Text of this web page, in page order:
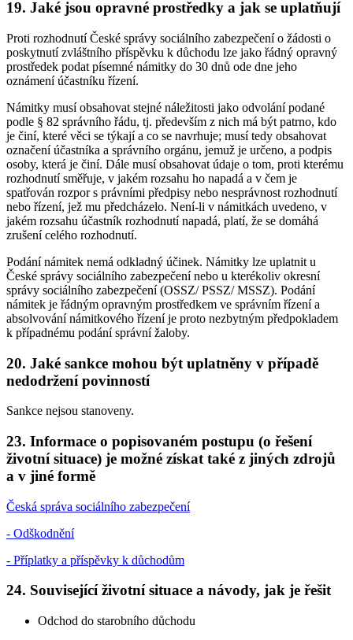
19. Jaké jsou opravné prostředky a jak se uplatňují
Proti rozhodnutí České správy sociálního zabezpečení o žádosti o
poskytnutí zvláštního příspěvku k důchodu lze jako řádný opravný
prostředek podat písemné námitky do 30 dnů ode dne jeho
oznámení účastníku řízení.
Námitky musí obsahovat stejné náležitosti jako odvolání podané
podle § 82 správního řádu, tj. především z nich má být patrno, kdo
je činí, které věci se týkají a co se navrhuje; musí tedy obsahovat
označení účastníka a správního orgánu, jemuž je určeno, a podpis
osoby, která je činí. Dále musí obsahovat údaje o tom, proti kterému
rozhodnutí směřuje, v jakém rozsahu ho napadá a v čem je
spatřován rozpor s právními předpisy nebo nesprávnost rozhodnutí
nebo řízení, jež mu předcházelo. Není-li v námitkách uvedeno, v
jakém rozsahu účastník rozhodnutí napadá, platí, že se domáhá
zrušení celého rozhodnutí.
Podání námitek nemá odkladný účinek. Námitky lze uplatnit u
České správy sociálního zabezpečení nebo u kterékoliv okresní
správy sociálního zabezpečení (OSSZ/ PSSZ/ MSSZ). Podání
námitek je řádným opravným prostředkem ve správním řízení a
absolvování námitkového řízení je proto nezbytným předpokladem
k případnému podání správní žaloby.
20. Jaké sankce mohou být uplatněny v případě
nedodržení povinností
Sankce nejsou stanoveny.
23. Informace o popisovaném postupu (o řešení
životní situace) je možné získat také z jiných zdrojů
a v jiné formě
Česká správa sociálního zabezpečení
- Odškodnění
- Příplatky a příspěvky k důchodům
24. Související životní situace a návody, jak je řešit
Odchod do starobního důchodu